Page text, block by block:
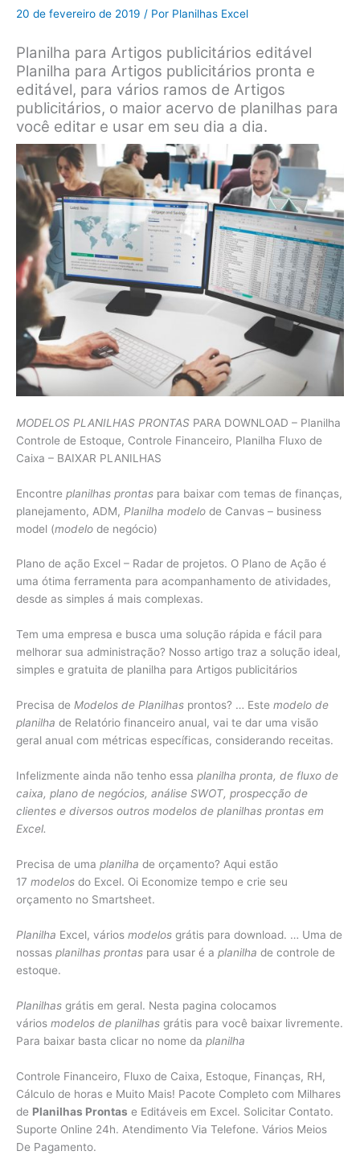
20 de fevereiro de 2019 / Por Planilhas Excel
Planilha para Artigos publicitários editável
Planilha para Artigos publicitários pronta e
editável, para vários ramos de Artigos
publicitários, o maior acervo de planilhas para
você editar e usar em seu dia a dia.
MODELOS PLANILHAS PRONTAS PARA DOWNLOAD – Planilha
Controle de Estoque, Controle Financeiro, Planilha Fluxo de
Caixa – BAIXAR PLANILHAS
Encontre planilhas prontas para baixar com temas de finanças,
planejamento, ADM, Planilha modelo de Canvas – business
model (modelo de negócio)
Plano de ação Excel – Radar de projetos. O Plano de Ação é
uma ótima ferramenta para acompanhamento de atividades,
desde as simples á mais complexas.
Tem uma empresa e busca uma solução rápida e fácil para
melhorar sua administração? Nosso artigo traz a solução ideal,
simples e gratuita de planilha para Artigos publicitários
Precisa de Modelos de Planilhas prontos? … Este modelo de
planilha de Relatório financeiro anual, vai te dar uma visão
geral anual com métricas específicas, considerando receitas.
Infelizmente ainda não tenho essa planilha pronta, de fluxo de
caixa, plano de negócios, análise SWOT, prospecção de
clientes e diversos outros modelos de planilhas prontas em
Excel.
Precisa de uma planilha de orçamento? Aqui estão
17 modelos do Excel. Oi Economize tempo e crie seu
orçamento no Smartsheet.
Planilha Excel, vários modelos grátis para download. … Uma de
nossas planilhas prontas para usar é a planilha de controle de
estoque.
Planilhas grátis em geral. Nesta pagina colocamos
vários modelos de planilhas grátis para você baixar livremente.
Para baixar basta clicar no nome da planilha
Controle Financeiro, Fluxo de Caixa, Estoque, Finanças, RH,
Cálculo de horas e Muito Mais! Pacote Completo com Milhares
de Planilhas Prontas e Editáveis em Excel. Solicitar Contato.
Suporte Online 24h. Atendimento Via Telefone. Vários Meios
De Pagamento.